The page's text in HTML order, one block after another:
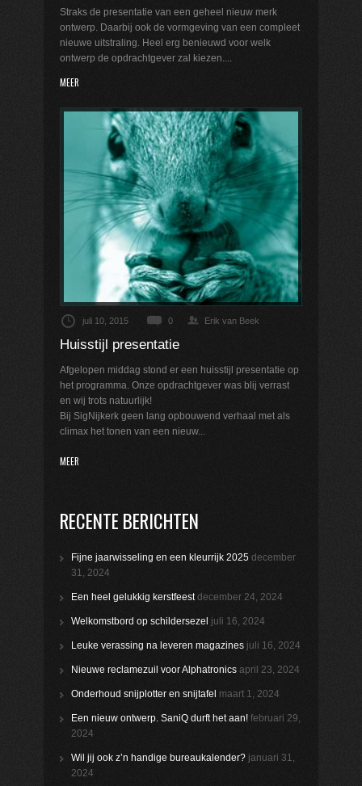
Straks de presentatie van een geheel nieuw merk
ontwerp. Daarbij ook de vormgeving van een compleet
nieuwe uitstraling. Heel erg benieuwd voor welk
ontwerp de opdrachtgever zal kiezen....
MEER
juli 10, 2015 0 Erik van Beek
Huisstijl presentatie
Afgelopen middag stond er een huisstijl presentatie op
het programma. Onze opdrachtgever was blij verrast
en wij trots natuurlijk!
Bij SigNijkerk geen lang opbouwend verhaal met als
climax het tonen van een nieuw...
MEER
RECENTE BERICHTEN
Fijne jaarwisseling en een kleurrijk 2025 december
31, 2024
Een heel gelukkig kerstfeest december 24, 2024
Welkomstbord op schildersezel juli 16, 2024
Leuke verassing na leveren magazines juli 16, 2024
Nieuwe reclamezuil voor Alphatronics april 23, 2024
Onderhoud snijplotter en snijtafel maart 1, 2024
Een nieuw ontwerp. SaniQ durft het aan! februari 29,
2024
Wil jij ook z’n handige bureaukalender? januari 31,
2024